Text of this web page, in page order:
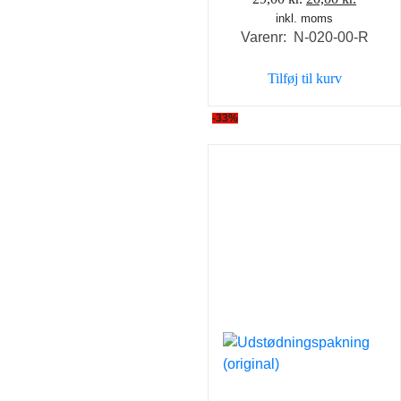
oprindelige
pris
29,00 kr..
pris
inkl. moms
Varenr: N-020-00-R
Tilføj til kurv
-33%